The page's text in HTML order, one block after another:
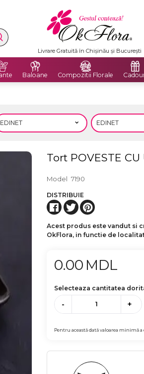
Livrare Gratuită în Chișinău și București
Baloane Compozitii Florale
Tort POVESTE CU
Model 7190
DISTRIBUIE
Acest produs este vandut si
OkFlora, in functie de
0.00 MDL
Selecteaza cantitatea
- +
Pentru această dată valoarea minimă